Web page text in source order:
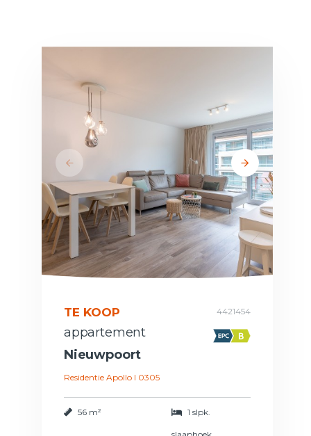
TE KOOP 4421454
appartement
Nieuwpoort
Residentie Apollo I 0305
56 m² 1 slpk.